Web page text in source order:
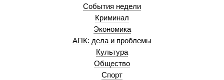
События недели
Криминал
Экономика
АПК: дела и проблемы
Культура
Общество
Спорт